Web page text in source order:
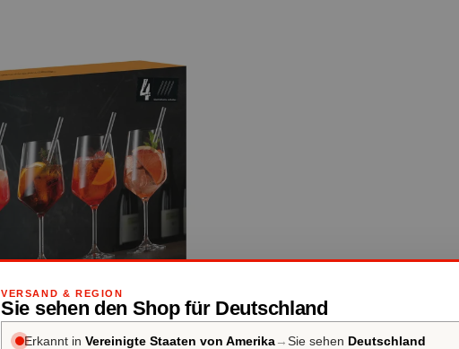
VERSAND & REGION
Sie sehen den Shop für Deutschland
Erkannt in Vereinigte Staaten von Amerika → Sie sehen Deutschland